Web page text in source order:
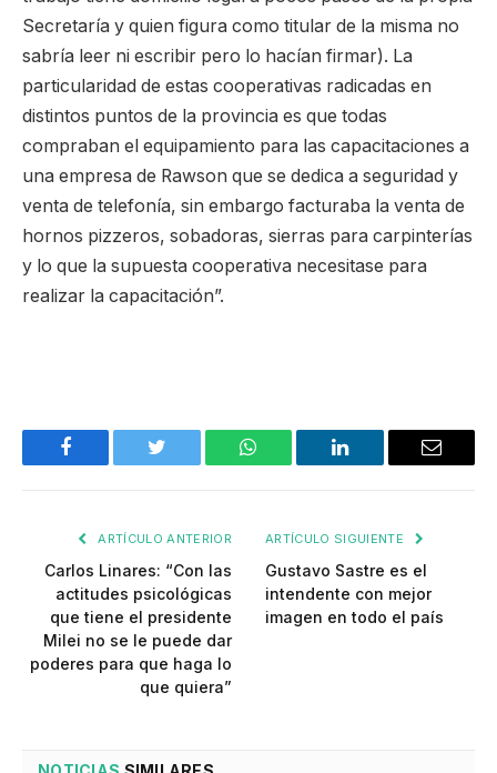
Secretaría y quien figura como titular de la misma no
sabría leer ni escribir pero lo hacían firmar). La
particularidad de estas cooperativas radicadas en
distintos puntos de la provincia es que todas
compraban el equipamiento para las capacitaciones a
una empresa de Rawson que se dedica a seguridad y
venta de telefonía, sin embargo facturaba la venta de
hornos pizzeros, sobadoras, sierras para carpinterías
y lo que la supuesta cooperativa necesitase para
realizar la capacitación”.
Facebook Twitter WhatsApp LinkedIn Email
ARTÍCULO ANTERIOR
Carlos Linares: “Con las
actitudes psicológicas
que tiene el presidente
Milei no se le puede dar
poderes para que haga lo
que quiera”
ARTÍCULO SIGUIENTE
Gustavo Sastre es el
intendente con mejor
imagen en todo el país